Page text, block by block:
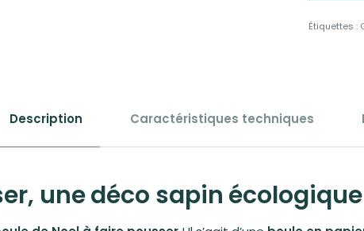
Étiquettes :
Description Caractéristiques techniques
une déco sapin écologique